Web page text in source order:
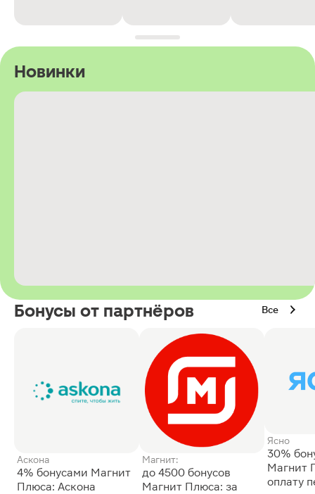
Новинки
Бонусы от партнёров Все
Аскона
4% бонусами Магнит
Плюса: Аскона
Магнит:
до 4500 бонусов
Магнит Плюса: за
Ясно
30%
Магнит
оплату